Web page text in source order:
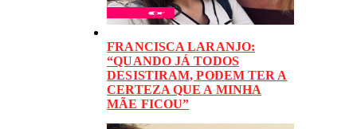
FRANCISCA LARANJO:
“QUANDO JÁ TODOS
DESISTIRAM, PODEM TER A
CERTEZA QUE A MINHA
MÃE FICOU”